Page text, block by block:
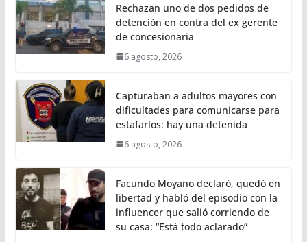
Rechazan uno de dos pedidos de
detención en contra del ex gerente
de concesionaria
6 agosto, 2026
Capturaban a adultos mayores con
dificultades para comunicarse para
estafarlos: hay una detenida
6 agosto, 2026
Facundo Moyano declaró, quedó en
libertad y habló del episodio con la
influencer que salió corriendo de
su casa: “Está todo aclarado”